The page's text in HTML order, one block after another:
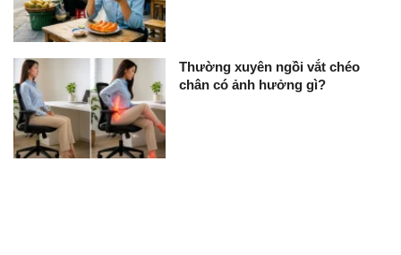
Thường xuyên ngồi vắt chéo
chân có ảnh hưởng gì?